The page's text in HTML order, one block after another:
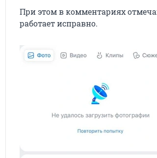
При этом в комментариях
работает исправно.